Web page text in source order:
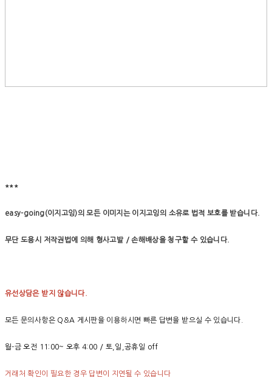
***
easy-going(이지고잉)의 모든 이미지는 이지고잉의 소유로 법적 보호를 받습니다.
무단 도용시 저작권법에 의해 형사고발 / 손해배상을 청구할 수 있습니다.
유선상담은 받지 않습니다.
모든 문의사항은 Q&A 게시판을 이용하시면 빠른 답변을 받으실 수 있습니다.
월-금 오전 11:00~ 오후 4:00 / 토,일,공휴일 off
거래처 확인이 필요한 경우 답변이 지연될 수 있습니다